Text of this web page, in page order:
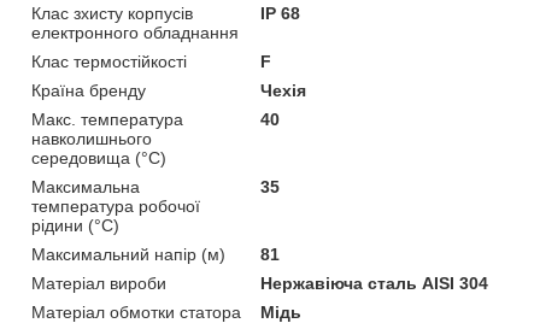
Клас зхисту корпусів
електронного обладнання
IP 68
Клас термостійкості
F
Країна бренду
Чехія
Макс. температура
навколишнього
середовища (°C)
40
Максимальна
температура робочої
рідини (°C)
35
Максимальний напір (м)
81
Матеріал вироби
Нержавіюча сталь AISI 304
Матеріал обмотки статора
Мідь